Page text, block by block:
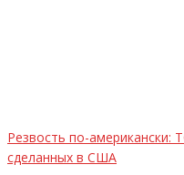
Резвость по-американски:
сделанных в США